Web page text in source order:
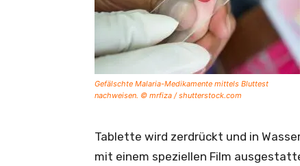
Gefälschte Malaria-Medikamente mittels Bluttest
nachweisen. © mrfiza / shutterstock.com
Tablette wird zerdrückt und in
mit einem speziellen Film